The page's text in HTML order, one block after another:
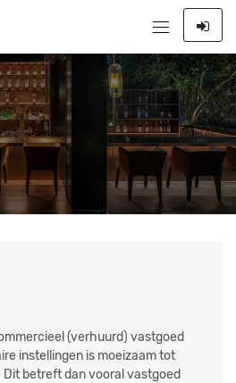
(verhuurd) vastgoed
instellingen is moeizaam tot
betreft dan vooral vastgoed